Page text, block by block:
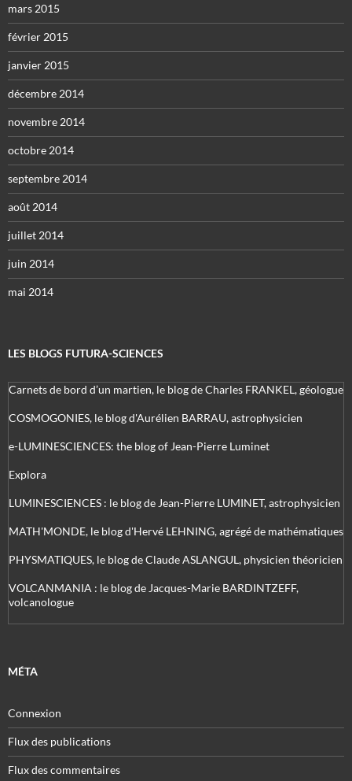
mars 2015
février 2015
janvier 2015
décembre 2014
novembre 2014
octobre 2014
septembre 2014
août 2014
juillet 2014
juin 2014
mai 2014
LES BLOGS FUTURA-SCIENCES
Carnets de bord d’un martien, le blog de Charles FRANKEL, géologue
COSMOGONIES, le blog d'Aurélien BARRAU, astrophysicien
e-LUMINESCIENCES: the blog of Jean-Pierre Luminet
Explora
LUMINESCIENCES : le blog de Jean-Pierre LUMINET, astrophysicien
MATH'MONDE, le blog d'Hervé LEHNING, agrégé de mathématiques
PHYSMATIQUES, le blog de Claude ASLANGUL, physicien théoricien
VOLCANMANIA : le blog de Jacques-Marie BARDINTZEFF,
volcanologue
MÉTA
Connexion
Flux des publications
Flux des commentaires